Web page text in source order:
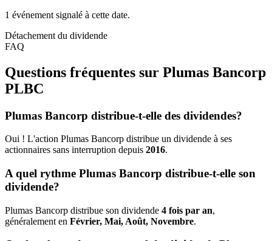
1 événement signalé à cette date.
Détachement du dividende
FAQ
Questions fréquentes sur Plumas Bancorp
PLBC
Plumas Bancorp distribue-t-elle des dividendes?
Oui ! L'action Plumas Bancorp distribue un dividende à ses
actionnaires sans interruption depuis 2016.
A quel rythme Plumas Bancorp distribue-t-elle son
dividende?
Plumas Bancorp distribue son dividende 4 fois par an,
généralement en Février, Mai, Août, Novembre.